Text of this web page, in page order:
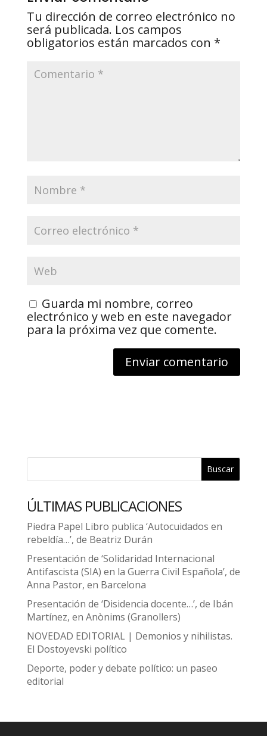
Tu dirección de correo electrónico no
será publicada. Los campos
obligatorios están marcados con *
Guarda mi nombre, correo
electrónico y web en este navegador
para la próxima vez que comente.
Buscar
ÚLTIMAS PUBLICACIONES
Piedra Papel Libro publica ‘Autocuidados en
rebeldía…’, de Beatriz Durán
Presentación de ‘Solidaridad Internacional
Antifascista (SIA) en la Guerra Civil Española’, de
Anna Pastor, en Barcelona
Presentación de ‘Disidencia docente…’, de Ibán
Martínez, en Anònims (Granollers)
NOVEDAD EDITORIAL | Demonios y nihilistas.
El Dostoyevski político
Deporte, poder y debate político: un paseo
editorial